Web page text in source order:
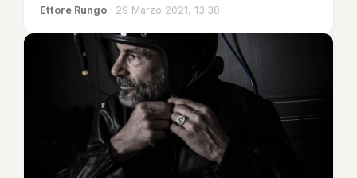
Ettore Rungo · 29 Marzo 2021, 13:38